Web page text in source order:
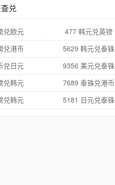
兑
兑欧元 477 韩元兑英镑
兑港币
5629 韩元兑泰铢
兑日元
9356 美元兑泰铢
兑韩元
7689 泰铢兑港币
兑韩元
5181 日元兑泰铢